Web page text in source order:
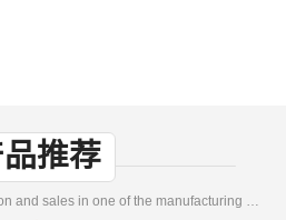
推荐